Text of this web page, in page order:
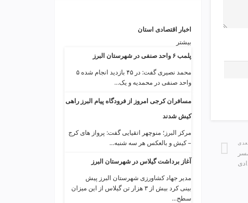
اخبار اقتصادی استان
بیشتر
پلمب ۶ واحد صنفی در شهرستان البرز
محمد نصیری گفت: در ۴۵ بازدید انجام شده ۵
واحد صنفی در محمدیه و یک…
مسافران کرجی امروز از فرودگاه پیام البرز راهی
کیش شدند
مرکز البرز؛ منوچهر اتقیایی گفت: پرواز های کرج
– کیش و بالعکس هر سه شنبه…
آغاز برداشت گیلاس در شهرستان البرز
مدیر جهاد کشاورزی شهرستان البرز پیش
بینی کرد بیش از ۳ هزار تن گیلاس از این میزان
سطح…